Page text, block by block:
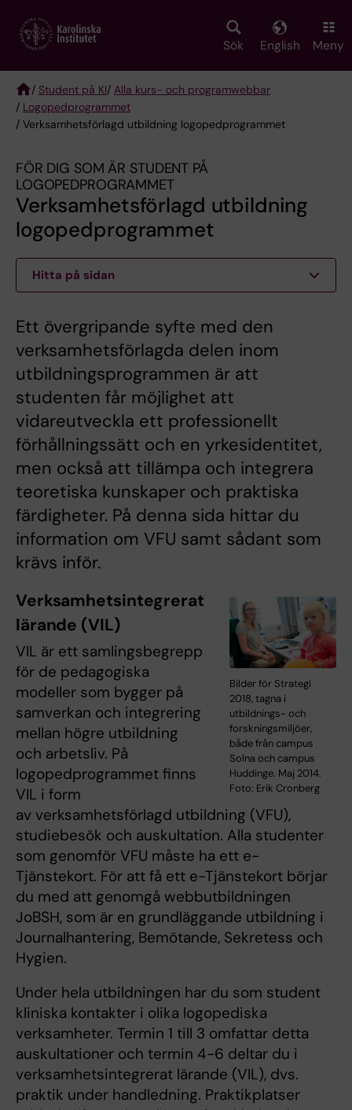
main
Sök English Meny
Breadcrumb
/ Student på KI/ Alla kurs- och programwebbar
/ Logopedprogrammet
/ Verksamhetsförlagd utbildning logopedprogrammet
FÖR DIG SOM ÄR STUDENT PÅ
LOGOPEDPROGRAMMET
Verksamhetsförlagd utbildning
logopedprogrammet
Hitta på sidan
Ett övergripande syfte med den
verksamhetsförlagda delen inom
utbildningsprogrammen är att
studenten får möjlighet att
vidareutveckla ett professionellt
förhållningssätt och en yrkesidentitet,
men också att tillämpa och integrera
teoretiska kunskaper och praktiska
färdigheter. På denna sida hittar du
information om VFU samt sådant som
krävs inför.
Bilder för Strategi
2018, tagna i
utbildnings- och
forskningsmiljöer,
både från campus
Solna och campus
Huddinge. Maj 2014.
Foto: Erik Cronberg
Verksamhetsintegrerat
lärande (VIL)
VIL är ett samlingsbegrepp
för de pedagogiska
modeller som bygger på
samverkan och integrering
mellan högre utbildning
och arbetsliv. På
logopedprogrammet finns
VIL i form
av verksamhetsförlagd utbildning (VFU),
studiebesök och auskultation. Alla studenter
som genomför VFU måste ha ett e-
Tjänstekort. För att få ett e-Tjänstekort börjar
du med att genomgå webbutbildningen
JoBSH, som är en grundläggande utbildning i
Journalhantering, Bemötande, Sekretess och
Hygien.
Under hela utbildningen har du som student
kliniska kontakter i olika logopediska
verksamheter. Termin 1 till 3 omfattar detta
auskultationer och termin 4-6 deltar du i
verksamhetsintegrerat lärande (VIL), dvs.
praktik under handledning. Praktikplatser